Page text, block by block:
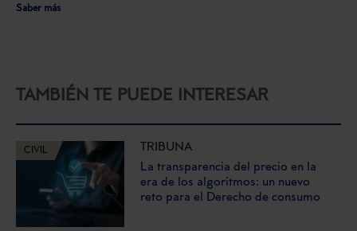
Saber más
TAMBIÉN TE PUEDE INTERESAR
CIVIL
TRIBUNA
La transparencia del precio en la
era de los algoritmos: un nuevo
reto para el Derecho de consumo